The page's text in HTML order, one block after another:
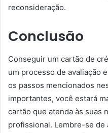
reconsideração.
Conclusão
Conseguir um cartão de
um processo de avaliação
os passos mencionados
importantes, você estará
cartão que atenda às suas
profissional. Lembre-se de